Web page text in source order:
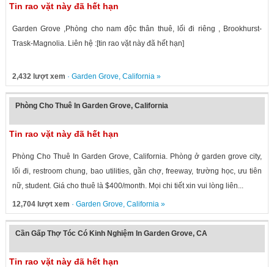
Tin rao vặt này đã hết hạn
Garden Grove ,Phòng cho nam độc thân thuê, lối đi riêng , Brookhurst-
Trask-Magnolia. Liên hệ :[tin rao vặt này đã hết hạn]
2,432 lượt xem · Garden Grove, California»
Phòng Cho Thuê In Garden Grove, California
Tin rao vặt này đã hết hạn
Phòng Cho Thuê In Garden Grove, California. Phòng ở garden grove city,
lối đi, restroom chung, bao utilities, gần chợ, freeway, trường học, ưu tiên
nữ, student. Giá cho thuê là $400/month. Mọi chi tiết xin vui lòng liên...
12,704 lượt xem · Garden Grove, California»
Cần Gấp Thợ Tóc Có Kinh Nghiệm In Garden Grove, CA
Tin rao vặt này đã hết hạn